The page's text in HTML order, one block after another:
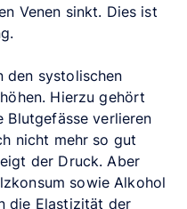
Venen sinkt. Dies ist
den systolischen
Hierzu gehört
Blutgefässe verlieren
nicht mehr so gut
der Druck. Aber
sowie Alkohol
die Elastizität der